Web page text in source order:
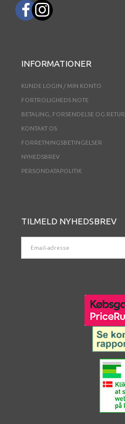
INFORMATIONER
KUNDE LOGIN / MIN KONTO
FORTROLIGHEDS NOTE
BETALING, FORSENDELSE OG RETUR
KONTAKT OS
FORRETNINGSBETINGELSER
NYHEDSBREV
PERSONDATAPOLITIK
TILMELD NYHEDSBREV
ADRESSE